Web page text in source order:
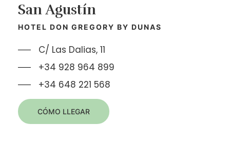
San Agustín
HOTEL DON GREGORY BY DUNAS
C/ Las Dalias, 11
+34 928 964 899
+34 648 221 568
CÓMO LLEGAR